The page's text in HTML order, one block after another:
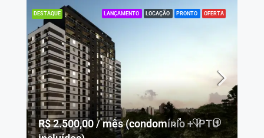
DESTAQUE LANÇAMENTO LOCAÇÃO PRONTO OFERTA
R$ 2.500,00 / mês (condomínio + IPTU